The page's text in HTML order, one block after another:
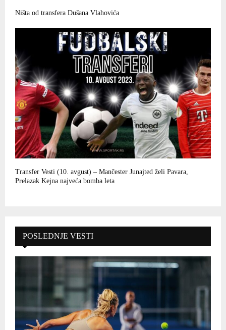
Ništa od transfera Dušana Vlahovića
Transfer Vesti (10. avgust) – Mančester Junajted želi Pavara,
Prelazak Kejna najveća bomba leta
POSLEDNJE VESTI